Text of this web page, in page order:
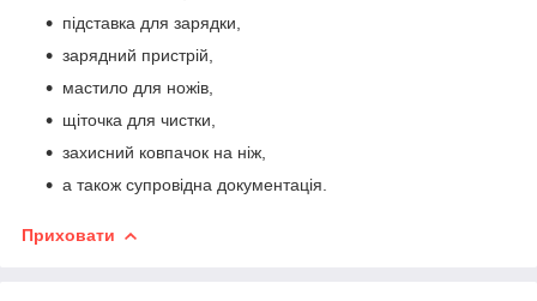
підставка для зарядки,
зарядний пристрій,
мастило для ножів,
щіточка для чистки,
захисний ковпачок на ніж,
а також супровідна документація.
Приховати